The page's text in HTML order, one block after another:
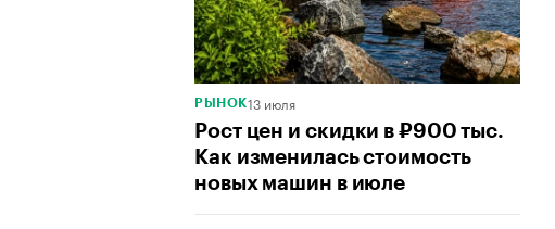
РЫНОК13 июля
Рост цен и скидки в ₽900 тыс.
Как изменилась стоимость
новых машин в июле